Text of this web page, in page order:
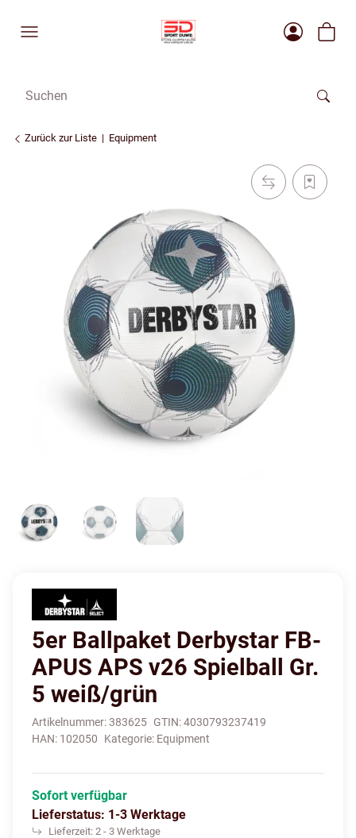
Zurück zur Liste Equipment
5er Ballpaket Derbystar FB-
APUS APS v26 Spielball Gr.
5 weiß/grün
Artikelnummer:383625 GTIN:4030793237419
HAN: 102050 Kategorie: Equipment
Sofort verfügbar
Lieferstatus: 1-3 Werktage
Lieferzeit: 2 - 3 Werktage